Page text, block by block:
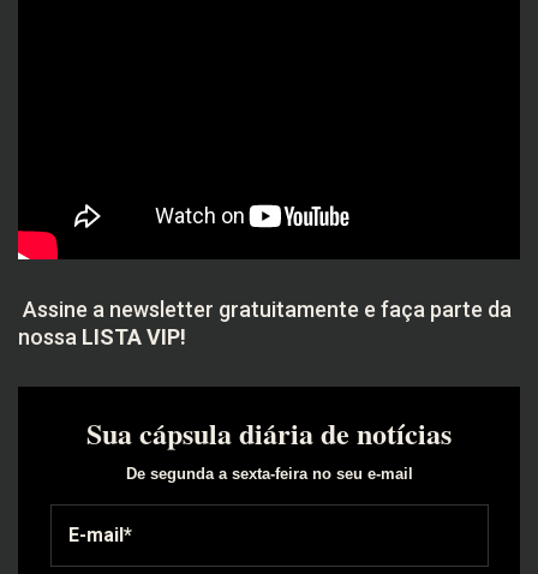
Assine a newsletter gratuitamente e faça parte da
nossa LISTA VIP!
Sua cápsula diária de notícias
De segunda a sexta-feira no seu e-mail